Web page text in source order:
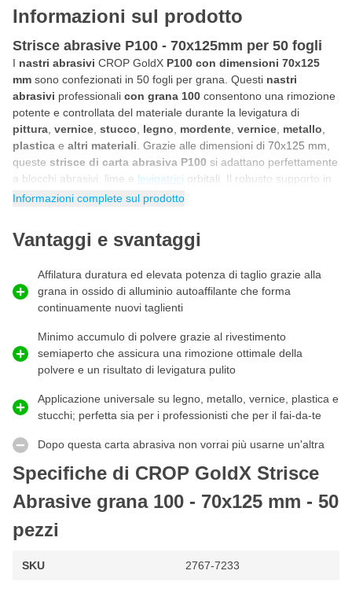
Informazioni sul prodotto
Strisce abrasive P100 - 70x125mm per 50 fogli
I nastri abrasivi CROP GoldX P100 con dimensioni 70x125
mm sono confezionati in 50 fogli per grana. Questi nastri
abrasivi professionali con grana 100 consentono una rimozione
potente e controllata del materiale durante la levigatura di
pittura, vernice, stucco, legno, mordente, vernice, metallo,
plastica e altri materiali. Grazie alle dimensioni di 70x125 mm,
queste strisce di carta abrasiva P100 si adattano perfettamente
a blocchi abrasivi, lime e levigatrici orbitali. Il robusto supporto in
carta impedisce alla carta di strapparsi o rompersi e rimane
l'aspirazione della polvere è efficiente e consente un lavoro più
abrasiva.
Quando usare i nastri abrasivi grana 100?
rapida distucco,primere altrifondi. Grazie alla sua grana
grossa, il nastro abrasivo P100 può essere utilizzato anche per
levigare vernici, pitture, mordenti, smalti, ruggine leggera
utilizzati per:
Rimuovere completamente vecchie lacche, pitture, mordenti
Livellare e levigare lo stucco o il primer
Levigare legno duro liscio, metallo o poliestere
Creare una superficie ruvida prima della levigatura fine
Strisce di carta abrasiva P100 70x125 mm per
Informazioni complete sul prodotto
Vantaggi e svantaggi
Affilatura duratura ed elevata potenza di taglio grazie alla
grana in ossido di alluminio autoaffilante che forma
continuamente nuovi taglienti
Minimo accumulo di polvere grazie al rivestimento
semiaperto che assicura una rimozione ottimale della
polvere e un risultato di levigatura pulito
Applicazione universale su legno, metallo, vernice, plastica e
stucchi; perfetta sia per i professionisti che per il fai-da-te
Dopo questa carta abrasiva non vorrai più usarne un'altra
Specifiche di CROP GoldX Strisce
Abrasive grana 100 - 70x125 mm - 50
pezzi
SKU 2767-7233